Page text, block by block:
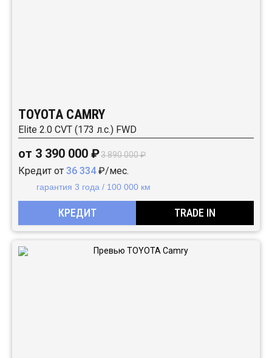
TOYOTA CAMRY
Elite 2.0 CVT (173 л.с.) FWD
от 3 390 000 ₽3 890 000 ₽
Кредит от 36 334₽/мес.
гарантия 3 года / 100 000 км
КРЕДИТ TRADE IN